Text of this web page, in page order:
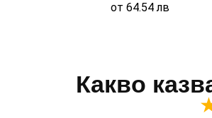
от64.54лв
Какво